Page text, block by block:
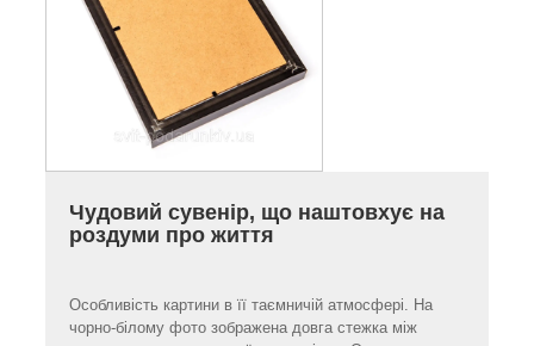
Чудовий сувенір, що наштовхує на
роздуми про життя
Особливість картини в її таємничій атмосфері. На
чорно-білому фото зображена довга стежка між